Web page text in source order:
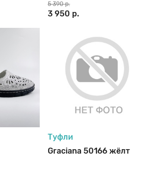
3 950 р.
5 390 р.
Туфли
Graciana 50166 жёлт